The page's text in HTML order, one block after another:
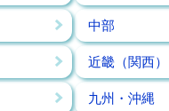
中部
近畿（関西）
九州・沖縄